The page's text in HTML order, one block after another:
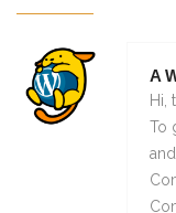
A
Hi,
To